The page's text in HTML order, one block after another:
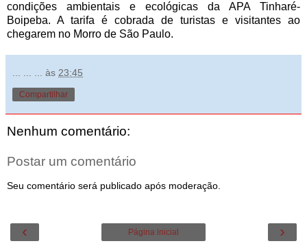
condições ambientais e ecológicas da APA Tinharé-
Boipeba. A tarifa é cobrada de turistas e visitantes ao
chegarem no Morro de São Paulo.
às 23:45
Compartilhar
Nenhum comentário:
Postar um comentário
Seu comentário será publicado após moderação.
‹ ›
Página inicial